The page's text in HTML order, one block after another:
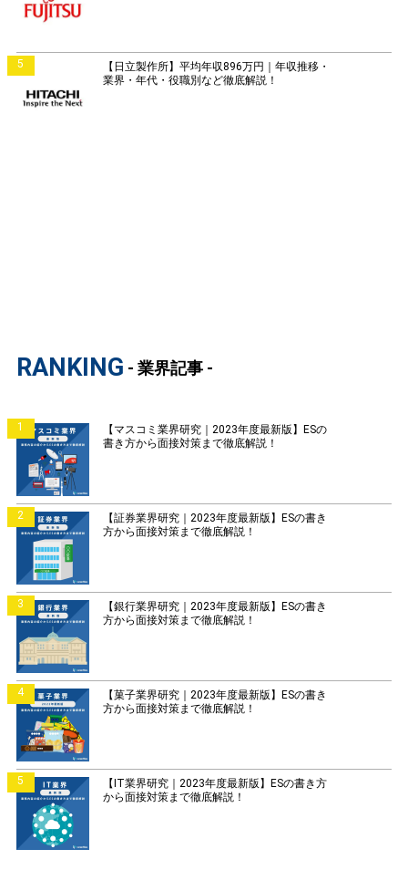
5
【日立製作所】平均年収896万円｜年収推移・
業界・年代・役職別など徹底解説！
RANKING - 業界記事 -
1
【マスコミ業界研究｜2023年度最新版】ESの
書き方から面接対策まで徹底解説！
2
【証券業界研究｜2023年度最新版】ESの書き
方から面接対策まで徹底解説！
3
【銀行業界研究｜2023年度最新版】ESの書き
方から面接対策まで徹底解説！
4
【菓子業界研究｜2023年度最新版】ESの書き
方から面接対策まで徹底解説！
5
【IT業界研究｜2023年度最新版】ESの書き方
から面接対策まで徹底解説！